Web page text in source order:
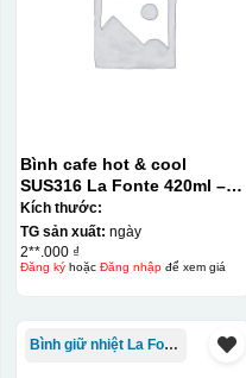
Bình cafe hot & cool
SUS316 La Fonte 420ml –
012775
Kích thước:
TG sản xuất: ngày
2**.000 ₫
Đăng kýhoặc Đăng nhậpđể xem giá
Bình giữ nhiệt La Fonte